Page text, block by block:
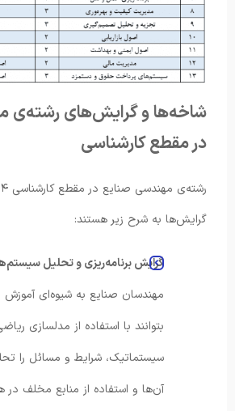
شاخه‌ها و گرایش‌های رشته‌ی
در مقطع کارشناسی
گرایش‌ها به شرح زیر هستند:
گرایش برنامه‌ریزی و تحلیل
مهندسان صنایع به شیوه‌ای
بتوانند با استفاده از مدلسازی
سیستماتیک، شرایط و مسائل را
آن‌ها و استفاده از منابع مخلف در